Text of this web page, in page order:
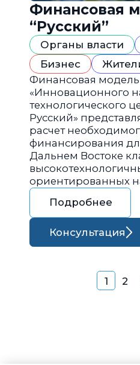
Финансовая
“Русский”
Органы власти
Бизнес
Финансовая модель
«Инновационного
технологического
Русский»
расчет
финансирования
Дальнем Востоке
ориентированных
Подробнее
Консультация
1 2